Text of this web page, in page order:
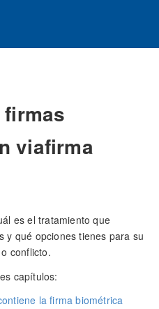
viafirma
es el tratamiento que
y qué opciones tienes para su
conflicto.
capítulos:
la firma biométrica